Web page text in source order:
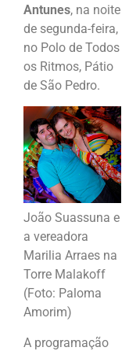
Antunes, na noite
de segunda-feira,
no Polo de Todos
os Ritmos, Pátio
de São Pedro.
João Suassuna e
a vereadora
Marilia Arraes na
Torre Malakoff
(Foto: Paloma
Amorim)
A programação